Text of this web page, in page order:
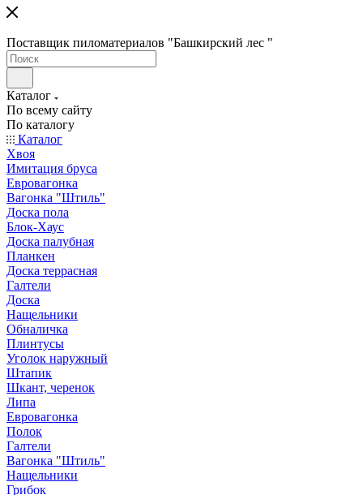
Поставщик пиломатериалов "Башкирский лес "
Каталог
По всему сайту
По каталогу
Каталог
Хвоя
Имитация бруса
Евровагонка
Вагонка "Штиль"
Доска пола
Блок-Хаус
Доска палубная
Планкен
Доска террасная
Галтели
Доска
Нащельники
Обналичка
Плинтусы
Уголок наружный
Штапик
Шкант, черенок
Липа
Евровагонка
Полок
Галтели
Вагонка "Штиль"
Нащельники
Грибок